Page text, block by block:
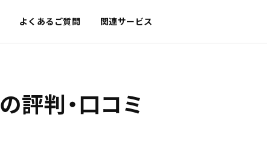
よくあるご質問 関連サービス
の評判・口コミ